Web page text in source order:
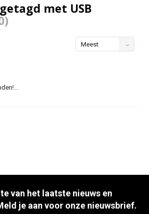
met USB
Meest
van het laatste nieuws en
je aan voor onze nieuwsbrief.